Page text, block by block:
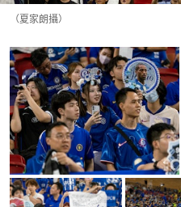
（夏家朗攝）